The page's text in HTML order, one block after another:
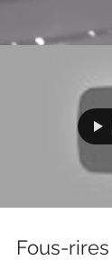
Fous-